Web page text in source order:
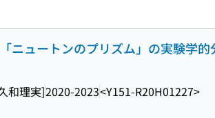
ニュートンのプリズム」の実験学的
和理実]2020-2023<Y151-R20H01227>